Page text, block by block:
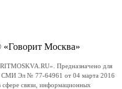
Москва»
Предназначено для
СМИ Эл № 77-64961 от 04 марта 2016
связи, информационных